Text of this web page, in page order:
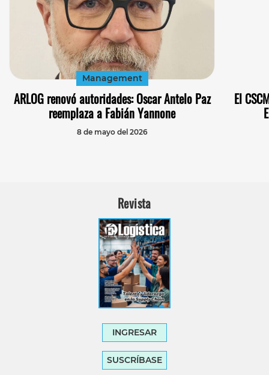
Management
ARLOG renovó autoridades: Oscar Antelo Paz
reemplaza a Fabián Yannone
8 de mayo del 2026
El
Revista
INGRESAR
SUSCRÍBASE